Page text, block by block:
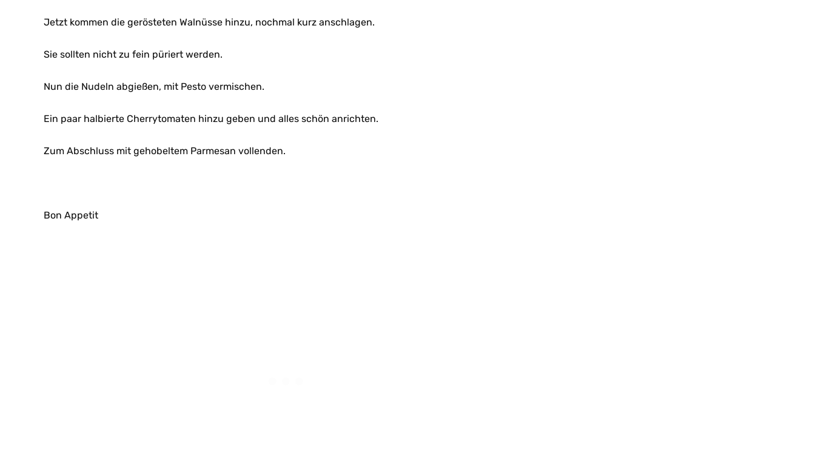
Jetzt kommen die gerösteten Walnüsse hinzu, nochmal kurz anschlagen.
Sie sollten nicht zu fein püriert werden.
Nun die Nudeln abgießen, mit Pesto vermischen.
Ein paar halbierte Cherrytomaten hinzu geben und alles schön anrichten.
Zum Abschluss mit gehobeltem Parmesan vollenden.
Bon Appetit